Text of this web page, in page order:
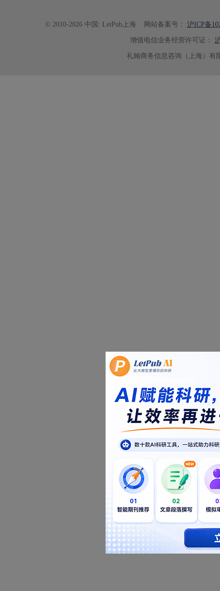
© 2010-2026 中国: LetPub上海 网站备案号： 沪ICP备
增值电信业务经营许可证：
礼翰商务信息咨询（上海）